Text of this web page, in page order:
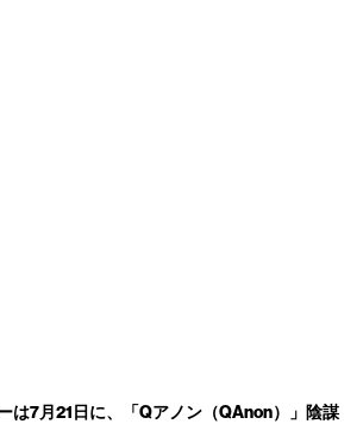
は7月21日に、「Qアノン（QAnon）」陰謀